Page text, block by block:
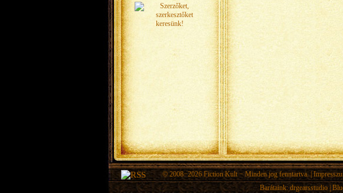
© 2008−2026 Fiction Kult− Minden jog fenntartva. |
Barátaink:drgearsstudio|